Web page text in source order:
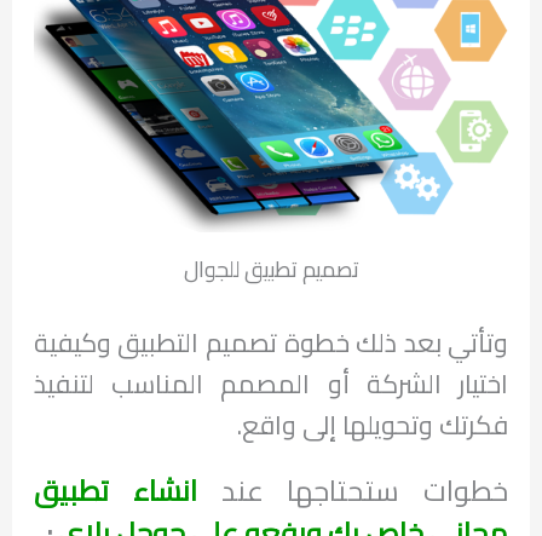
تصميم تطبيق للجوال
وتأتي بعد ذلك خطوة تصميم التطبيق وكيفية
اختيار الشركة أو المصمم المناسب لتنفيذ
فكرتك وتحويلها إلى واقع.
خطوات ستحتاجها عند انشاء تطبيق